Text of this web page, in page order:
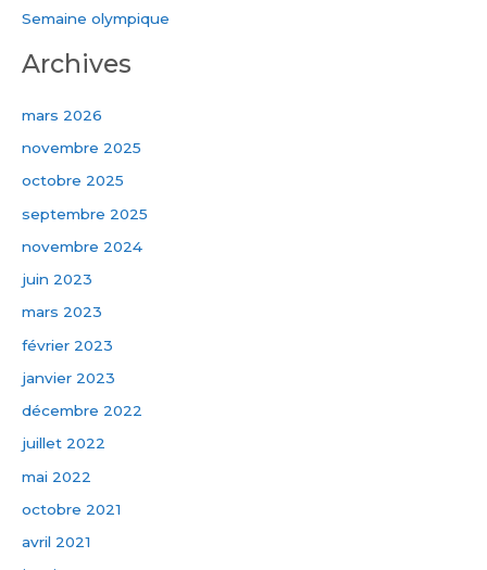
e
Semaine olympique
Archives
mars 2026
novembre 2025
octobre 2025
septembre 2025
novembre 2024
juin 2023
mars 2023
février 2023
janvier 2023
décembre 2022
juillet 2022
mai 2022
octobre 2021
avril 2021